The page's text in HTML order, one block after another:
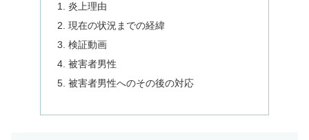
炎上理由
現在の状況までの経緯
検証動画
被害者男性
被害者男性へのその後の対応